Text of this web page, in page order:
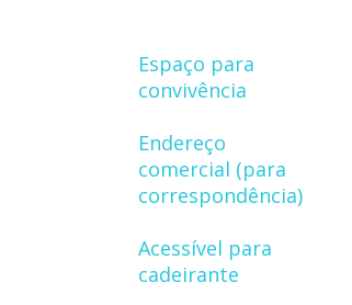
Espaço para
convivência
Endereço
comercial (para
correspondência)
Acessível para
cadeirante